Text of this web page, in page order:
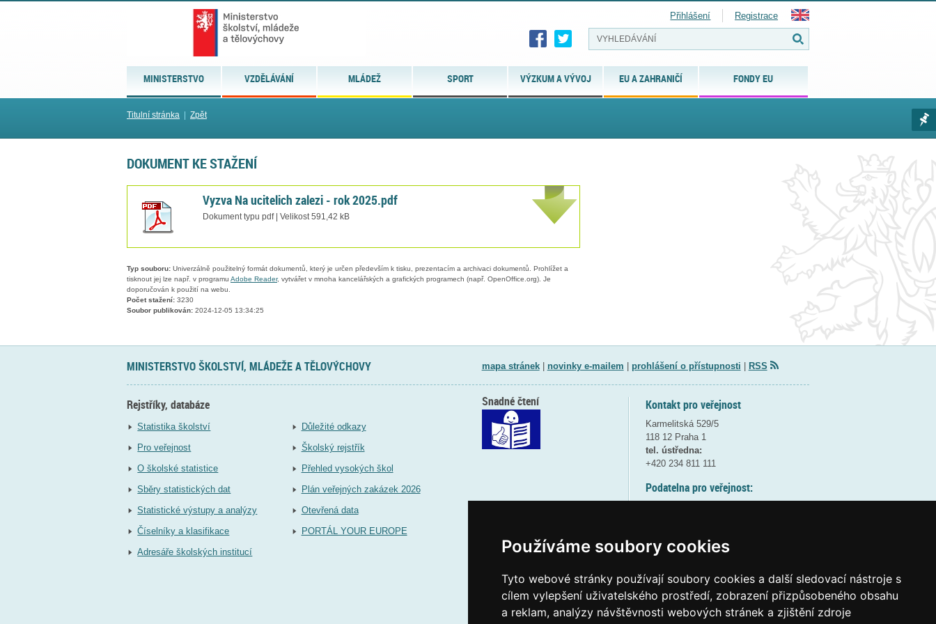
Používáme soubory cookies
Tyto webové stránky používají soubory cookies a další sledovací nástroje s
cílem vylepšení uživatelského prostředí, zobrazení přizpůsobeného obsahu
a reklam, analýzy návštěvnosti webových stránek a zjištění zdroje
MINISTERSTVO VZDĚLÁVÁNÍ MLÁDEŽ SPORT VÝZKUM A VÝVOJ EU A ZAHRANIČÍ FONDY EU
Přihlášení Registrace
Titulní stránka Zpět
DOKUMENT KE STAŽENÍ
Vyzva Na ucitelich zalezi - rok 2025.pdf
Dokument typu pdf | Velikost 591,42 kB
Typ souboru: Univerzálně použitelný formát dokumentů, který je určen především k tisku, prezentacím a archivaci dokumentů. Prohlížet a
tisknout jej lze např. v programu Adobe Reader, vytvářet v mnoha kancelářských a grafických programech (např. OpenOffice.org). Je
doporučován k použití na webu.
Počet stažení: 3230
Soubor publikován: 2024-12-05 13:34:25
MINISTERSTVO ŠKOLSTVÍ, MLÁDEŽE A TĚLOVÝCHOVY mapa stránek| novinky e-mailem prohlášení o přístupnosti RSS
Rejstříky, databáze
Statistika školství
Pro veřejnost
O školské statistice
Sběry statistických dat
Statistické výstupy a analýzy
Číselníky a klasifikace
Adresáře školských institucí
Důležité odkazy
Školský rejstřík
Přehled vysokých škol
Plán veřejných zakázek 2026
Otevřená data
PORTÁL YOUR EUROPE
Kontakt pro veřejnost
Karmelitská 529/5
118 12 Praha 1
tel. ústředna:
+420 234 811 111
Podatelna pro veřejnost:
(více informací
Elektronická podatelna:
posta@msmtgov cz
Snadné čtení